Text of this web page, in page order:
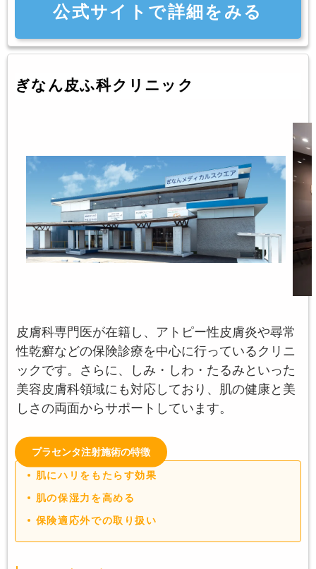
公式サイトで詳細をみる
ぎなん皮ふ科クリニック
皮膚科専門医が在籍し、アトピー性皮膚炎や尋常
性乾癬などの保険診療を中心に行っているクリニ
ックです。さらに、しみ・しわ・たるみといった
美容皮膚科領域にも対応しており、肌の健康と美
しさの両面からサポートしています。
プラセンタ注射施術の特徴
肌にハリをもたらす効果
肌の保湿力を高める
保険適応外での取り扱い